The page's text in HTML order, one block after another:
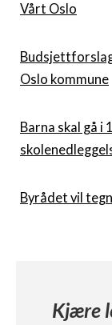
Vårt Oslo
Oslo kommune
Barna skal gå
Byrådet vil
Kjære